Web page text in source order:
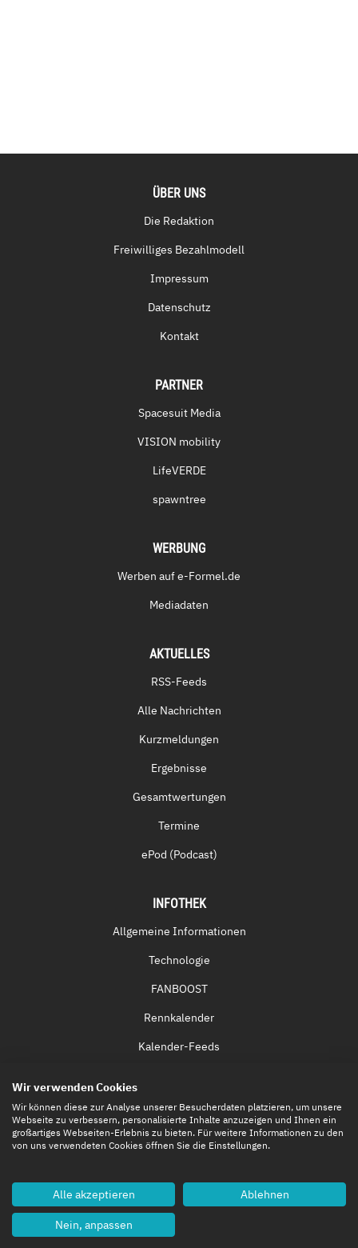
ÜBER UNS
Die Redaktion
Freiwilliges Bezahlmodell
Impressum
Datenschutz
Kontakt
PARTNER
Spacesuit Media
VISION mobility
LifeVERDE
spawntree
WERBUNG
Werben auf e-Formel.de
Mediadaten
AKTUELLES
RSS-Feeds
Alle Nachrichten
Kurzmeldungen
Ergebnisse
Gesamtwertungen
Termine
ePod (Podcast)
INFOTHEK
Allgemeine Informationen
Technologie
FANBOOST
Rennkalender
Kalender-Feeds
Eintrittskarten
Wir verwenden Cookies
Wir können diese zur Analyse unserer Besucherdaten platzieren, um unsere
Webseite zu verbessern, personalisierte Inhalte anzuzeigen und Ihnen ein
großartiges Webseiten-Erlebnis zu bieten. Für weitere Informationen zu den
von uns verwendeten Cookies öffnen Sie die Einstellungen.
Alle akzeptieren Ablehnen
Nein, anpassen